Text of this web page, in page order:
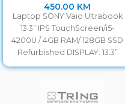
450.00 KM
Laptop SONY Vaio Ultrabook
13.3” IPS TouchScreen/i5-
4200U / 4GB RAM/ 128GB SSD
Refurbished DISPLAY: 13.3”
LED Full HD IPS Touch